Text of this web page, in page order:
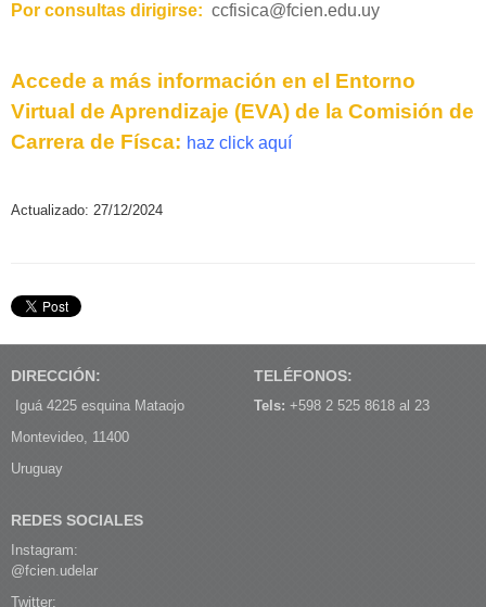
Por consultas dirigirse: ccfisica@fcien.edu.uy
Accede a más información en el Entorno
Virtual de Aprendizaje (EVA) de la Comisión de
Carrera de Físca: haz click aquí
Actualizado: 27/12/2024
DIRECCIÓN:
Iguá 4225 esquina Mataojo
Montevideo, 11400
Uruguay
TELÉFONOS:
Tels: +598 2 525 8618 al 23
REDES SOCIALES
Instagram:
@fcien.udelar
Twitter: